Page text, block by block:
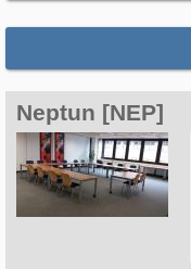
Neptun [NEP]